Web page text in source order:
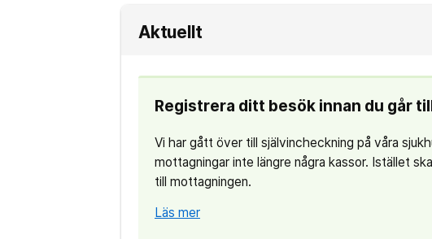
Aktuellt
Registrera ditt besök innan du går
Vi har gått över till självincheckning på våra
mottagningar inte längre några kassor. Istället
till mottagningen.
Läs mer